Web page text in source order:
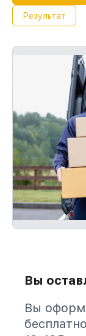
Результат
Вы
Вы